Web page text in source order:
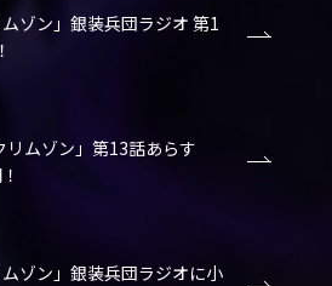
ゾン」銀装兵団ラジオ 第1
ムゾン」第13話あらす
ゾン」銀装兵団ラジオに小